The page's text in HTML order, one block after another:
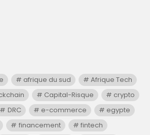
afrique du sud
Afrique Tech
Capital-Risque
crypto
DRC e-commerce
egypte
financement
fintech